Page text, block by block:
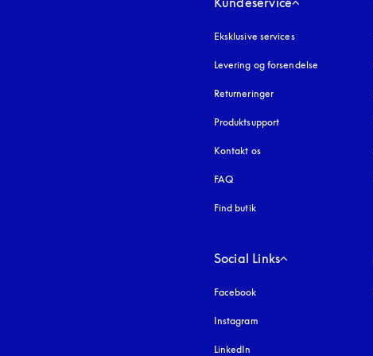
Eksklusive services
Levering og forsendelse
Returneringer
Produktsupport
Kontakt os
FAQ
Find butik
Social Links
Facebook
Instagram
LinkedIn